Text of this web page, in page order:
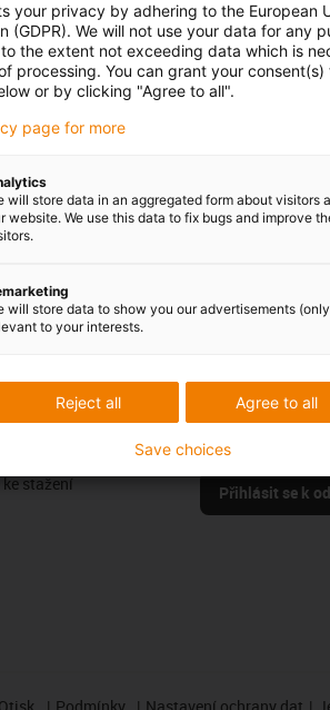
338
Opening
Office hours
a kritika
stažení
Sledujte nás
Buďte v obraze a
Přihlásit se k
Otisk Podmínky Nastavení ochrany dat
your privacy by adhering to the European
(GDPR). We will not use your data for any
the extent not exceeding data which is
processing. You can grant your
or by clicking "Agree to all".
page for more
will store data in an aggregated form about visitors
website. We use this data to fix bugs and improve
will store data to show you our advertisements
to your interests.
Agree to all
Reject all
Save choices